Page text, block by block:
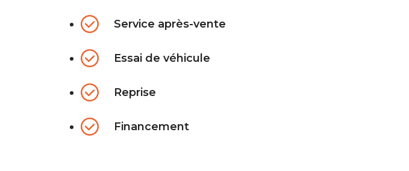
Service après-vente
Essai de véhicule
Reprise
Financement